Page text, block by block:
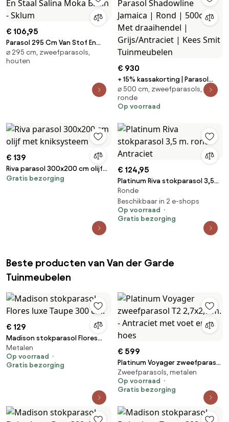
€ 106,95
Parasol 295 Cm Van Stof En
Staal Salina Moka Bruin - Sklum
⌀ 295 cm, zweefparasols,
houten
€ 930
+ 15% kassakorting | Parasol
Shadowline Jamaica | Rond |
500cm | Met draaihendel |
Grijs/Antraciet | Kees Smit
⌀ 500 cm, zweefparasols,
ronde
Op voorraad
€ 139
Riva parasol 300x200 cm olijf
met kniksysteem
Gratis bezorging
€ 124,95
Platinum Riva stokparasol 3,5
m. rond - Antraciet
Ronde
Beschikbaar in 2 e-shops
Op voorraad
Gratis bezorging
Beste producten van Van der Garde
Tuinmeubelen
€ 129
Madison stokparasol Flores
luxe Taupe 300 cm.
Metalen
Op voorraad
Gratis bezorging
€ 599
Platinum Voyager zweefparasol
T2 2,7x2,7 m. - Antraciet met
voet en hoes
Zweefparasols, metalen
Op voorraad
Gratis bezorging